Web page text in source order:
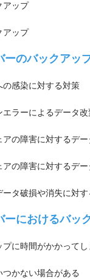
アップ
アップ
ーのバックアッ
の感染に対する対策
エラーによるデータ
アの障害に対するデ
アの障害に対するデ
ータ破損や消失に対
ーにおけるバッ
プに時間がかかって
かない場合がある